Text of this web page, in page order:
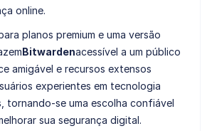
online.
planos premium e uma versão
Bitwardenacessível a um público
amigável e recursos extensos
experientes em tecnologia
tornando-se uma escolha confiável
sua segurança digital.